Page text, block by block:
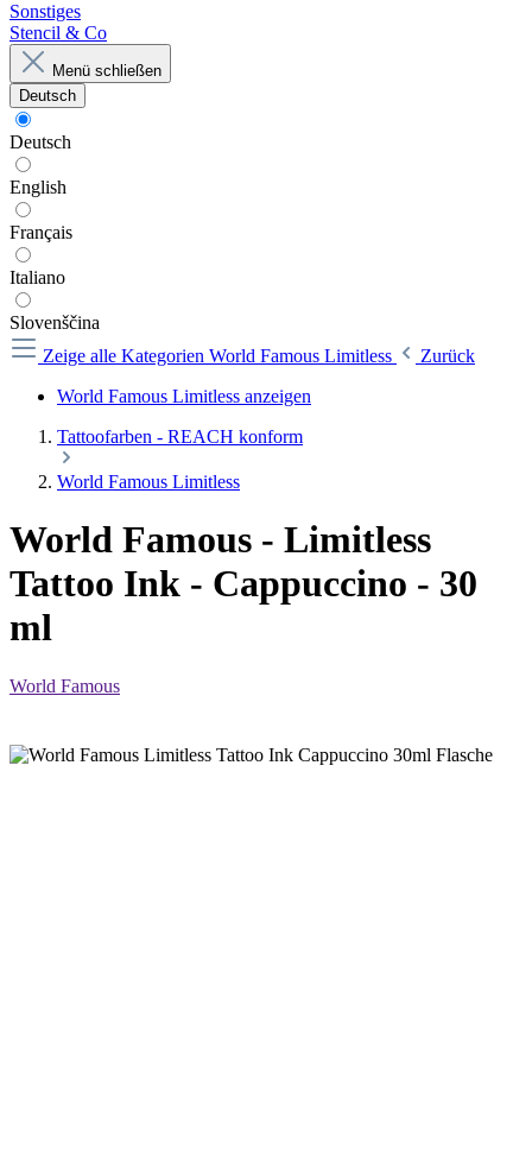
Sonstiges
Stencil & Co
Menü schließen
Deutsch
Deutsch
English
Français
Italiano
Slovenščina
Zeige alle Kategorien World Famous Limitless
Zurück
World Famous Limitless anzeigen
Tattoofarben - REACH konform
World Famous Limitless
World Famous - Limitless
Tattoo Ink - Cappuccino - 30
ml
World Famous